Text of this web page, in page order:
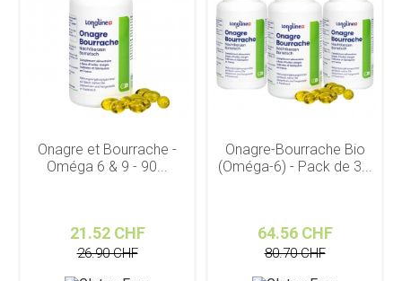
Onagre et Bourrache -
Oméga 6 & 9 - 90...
21.52 CHF
26.90 CHF
Onagre-Bourrache Bio
(Oméga-6) - Pack de 3...
64.56 CHF
80.70 CHF